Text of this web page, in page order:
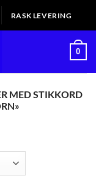
RASK LEVERING
0
MED STIKKORD